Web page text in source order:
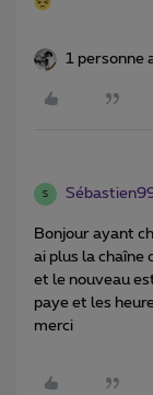
1 personne
S
Bonjour ayant
ai plus la chaîne
et le nouveau
paye et les
merci